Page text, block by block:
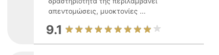
απεντομώσεις, μυοκτονίες ...
9.1